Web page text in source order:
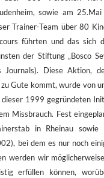
sowie am
Trainer-Team über 80
führten und das sich
der Stiftung „Bosco
Diese Aktion,
zu Gute kommt, wurde von
1999 gegründeten
Missbrauch. Fest
in Rheinau sowie
bei dem es nur noch
werden wir
erfüllen können,